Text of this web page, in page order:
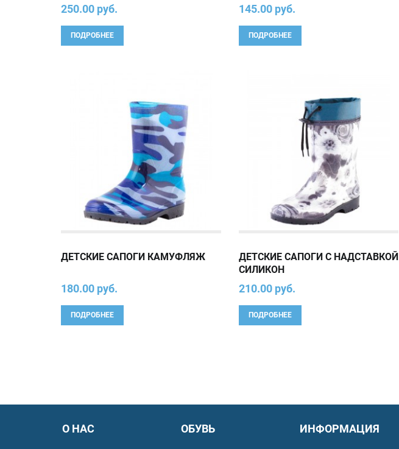
250.00 руб.
ПОДРОБНЕЕ
145.00 руб.
ПОДРОБНЕЕ
ДЕТСКИЕ САПОГИ КАМУФЛЯЖ
180.00 руб.
ПОДРОБНЕЕ
ДЕТСКИЕ САПОГИ С НАДСТАВКОЙ
СИЛИКОН
210.00 руб.
ПОДРОБНЕЕ
О НАС ОБУВЬ ИНФОРМАЦИЯ